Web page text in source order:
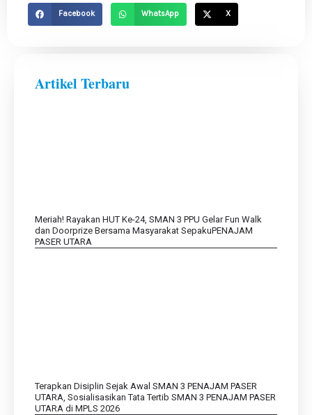
Facebook WhatsApp X
Artikel Terbaru
Meriah! Rayakan HUT Ke-24, SMAN 3 PPU Gelar Fun Walk
dan Doorprize Bersama Masyarakat SepakuPENAJAM
PASER UTARA
Terapkan Disiplin Sejak Awal SMAN 3 PENAJAM PASER
UTARA, Sosialisasikan Tata Tertib SMAN 3 PENAJAM PASER
UTARA di MPLS 2026